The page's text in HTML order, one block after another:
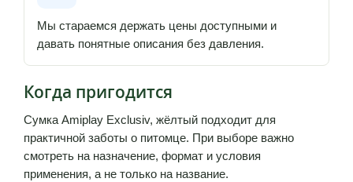
Мы стараемся держать цены доступными и
давать понятные описания без давления.
Когда пригодится
Сумка Amiplay Exclusiv, жёлтый подходит для
практичной заботы о питомце. При выборе важно
смотреть на назначение, формат и условия
применения, а не только на название.